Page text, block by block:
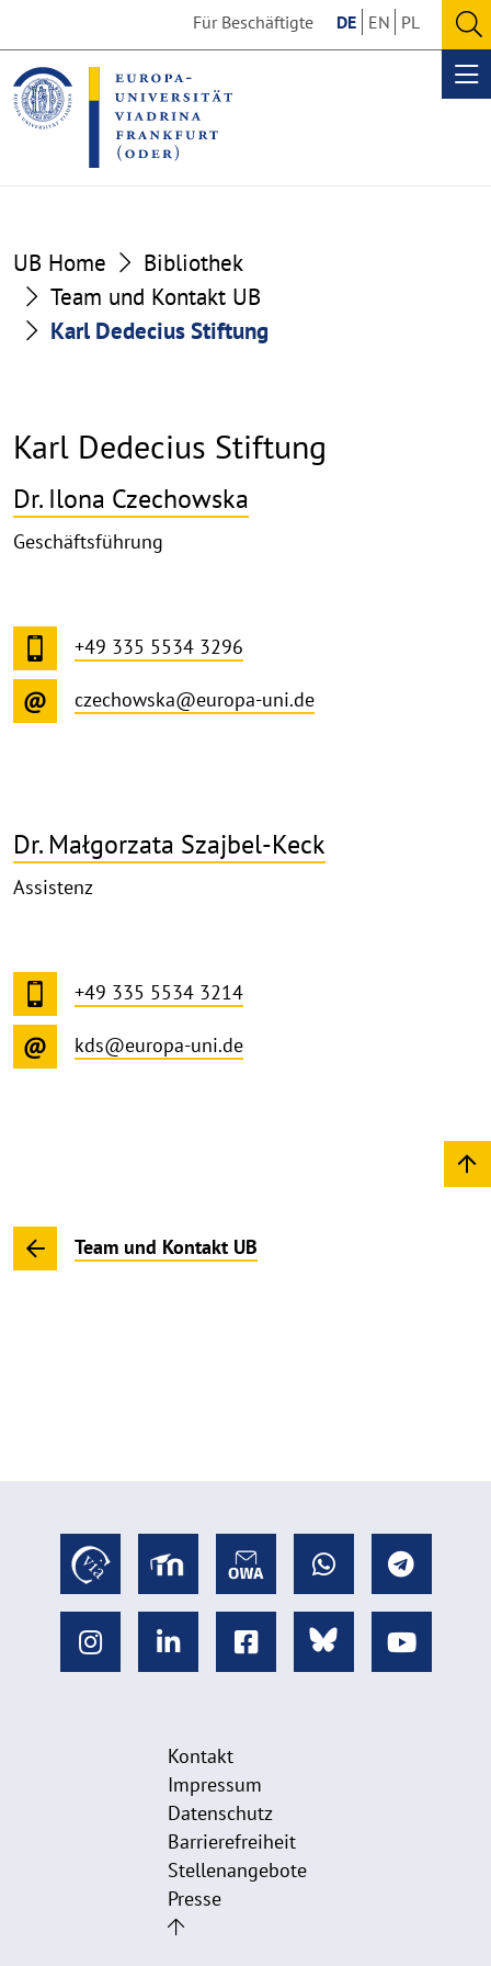
the
content
section
the
footer
section
Für Beschäftigte DE EN PL
UB Home
Bibliothek
Team und Kontakt UB
Karl Dedecius Stiftung
Karl Dedecius Stiftung
Dr. Ilona Czechowska
Geschäftsführung
+49 335 5534 3296
czechowska@europa-uni.de
Dr. Małgorzata Szajbel-Keck
Assistenz
+49 335 5534 3214
kds@europa-uni.de
Team und Kontakt UB
Kontakt
Impressum
Datenschutz
Barrierefreiheit
Stellenangebote
Presse